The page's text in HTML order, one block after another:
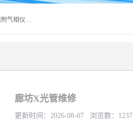
深圳曼瑞特科技有限公司是一家专业从事X光管维修X射线管、Rohs2.0邻苯检测仪器设备、PY-GC热裂解脱附气相仪和气相色谱光谱仪器、天瑞仪器探测器、高压电源等产品的维修出租的企业。本公司以客户至上为宗旨，以专注、专一、专业的精神为您提供安全、经济的技术服务。
廊坊X光管维修
更新时间：2026-08-07 浏览数：1237